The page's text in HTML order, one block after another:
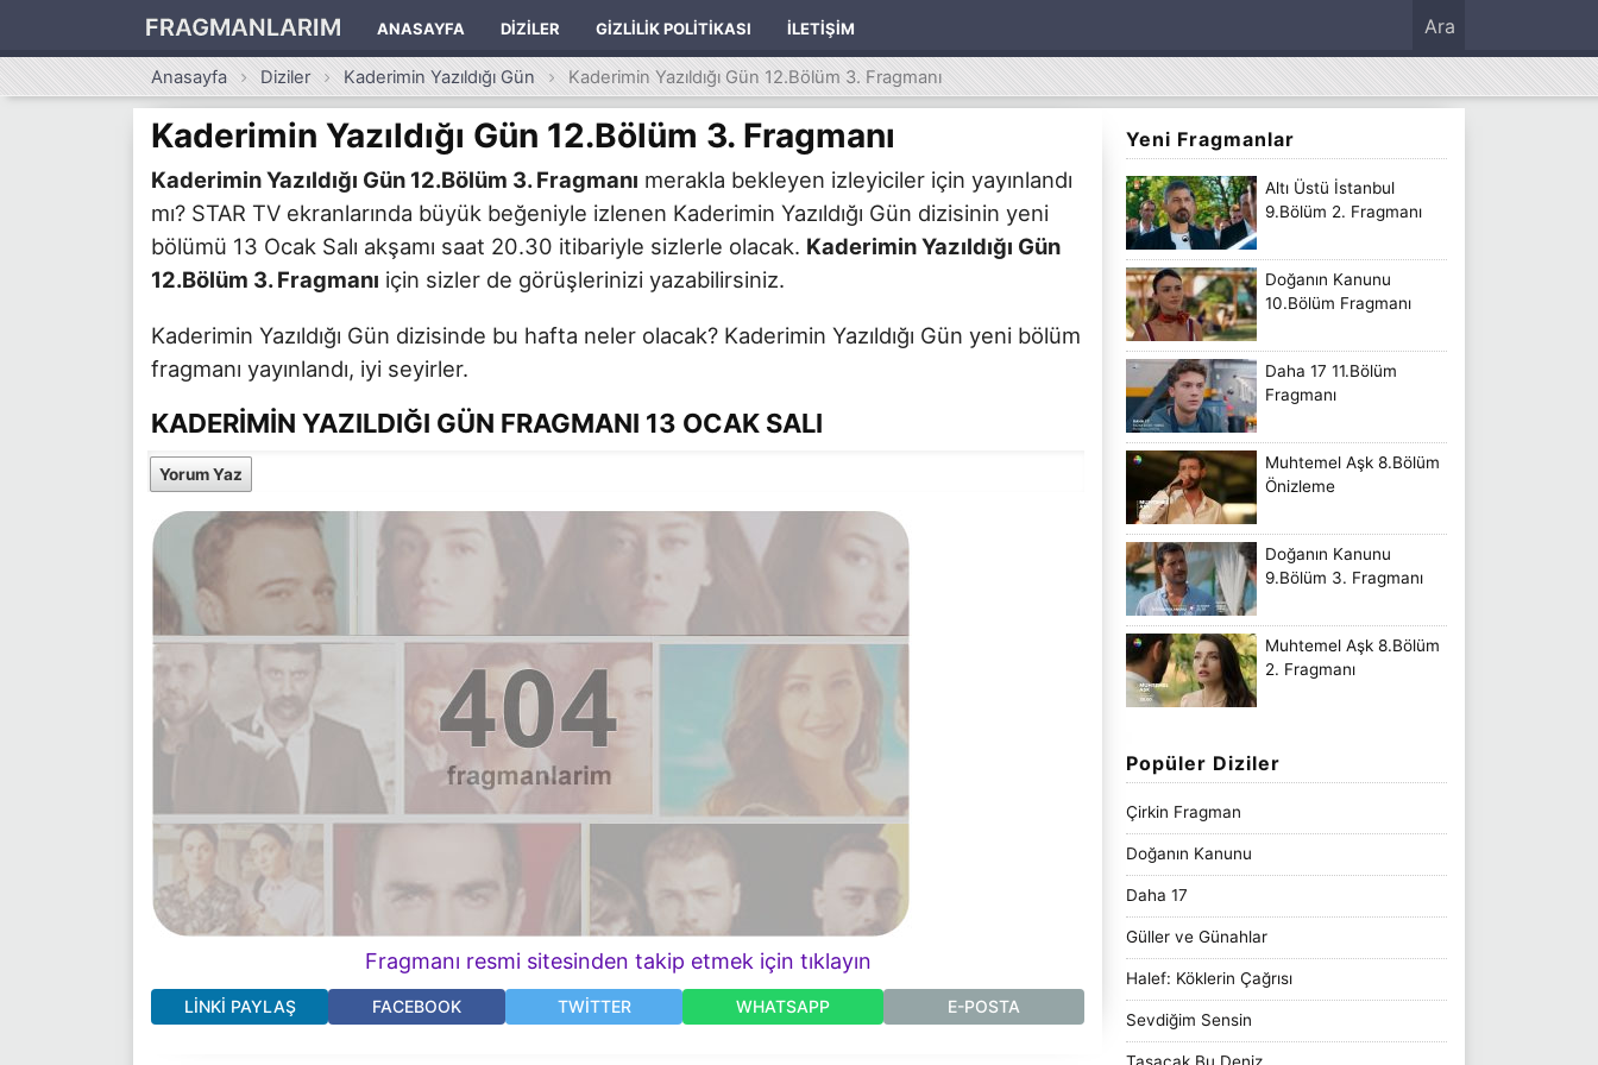
FRAGMANLARIM ANASAYFA DIZILER GIZLILIK POLITIKASI İLETIŞIM Ara
Anasayfa Diziler Kaderimin Yazıldığı Gün Kaderimin Yazıldığı Gün 12.Bölüm 3. Fragmanı
Kaderimin Yazıldığı Gün 12.Bölüm 3. Fragmanı
Kaderimin Yazıldığı Gün 12.Bölüm 3. Fragmanı merakla bekleyen izleyiciler için yayınlandı
mı? STAR TV ekranlarında büyük beğeniyle izlenen Kaderimin Yazıldığı Gün dizisinin yeni
bölümü 13 Ocak Salı akşamı saat 20.30 itibariyle sizlerle olacak. Kaderimin Yazıldığı Gün
12.Bölüm 3. Fragmanı için sizler de görüşlerinizi yazabilirsiniz.
Kaderimin Yazıldığı Gün dizisinde bu hafta neler olacak? Kaderimin Yazıldığı Gün yeni bölüm
fragmanı yayınlandı, iyi seyirler.
KADERIMIN YAZILDIĞI GÜN FRAGMANI 13 OCAK SALI
Yorum Yaz
Fragmanı resmi sitesinden takip etmek için tıklayın
LINKI PAYLAŞ FACEBOOK TWITTER WHATSAPP E-POSTA
Yeni Fragmanlar
Altı Üstü İstanbul
9.Bölüm 2. Fragmanı
Doğanın Kanunu
10.Bölüm Fragmanı
Daha 17 11.Bölüm
Fragmanı
Muhtemel Aşk 8.Bölüm
Önizleme
Doğanın Kanunu
9.Bölüm 3. Fragmanı
Muhtemel Aşk 8.Bölüm
2. Fragmanı
Popüler Diziler
Çirkin Fragman
Doğanın Kanunu
Daha 17
Güller ve Günahlar
Halef: Köklerin Çağrısı
Sevdiğim Sensin
Taşacak Bu Deniz